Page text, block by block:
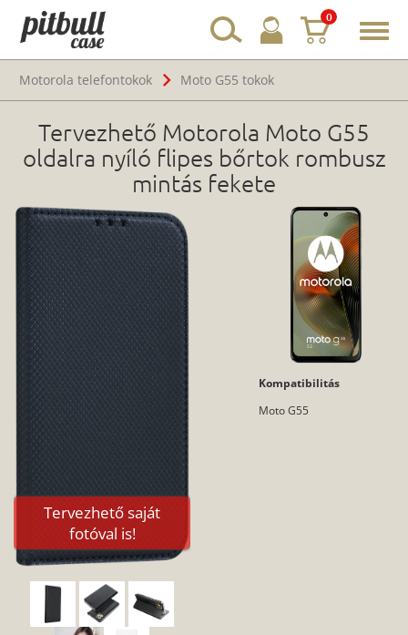
0
Motorola telefontokok
Moto G55 tokok
Tervezhető Motorola Moto G55
oldalra nyíló flipes bőrtok rombusz
mintás fekete
Tervezhető saját
fotóval is!
Kompatibilitás
Moto G55